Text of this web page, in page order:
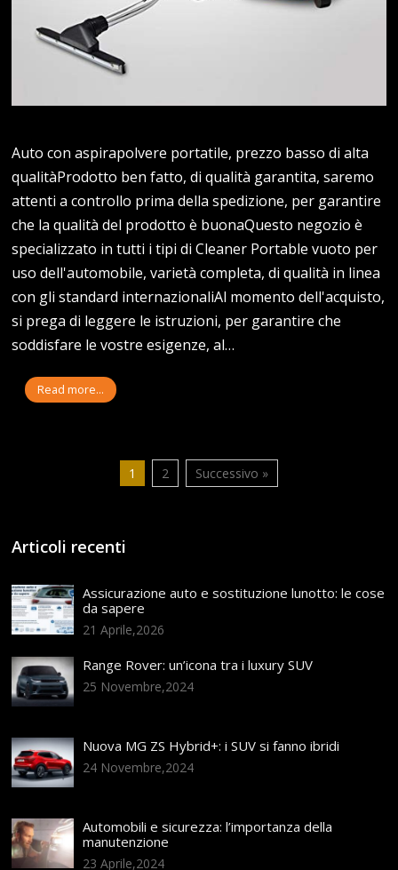
Auto con aspirapolvere portatile, prezzo basso di alta
qualitàProdotto ben fatto, di qualità garantita, saremo
attenti a controllo prima della spedizione, per garantire
che la qualità del prodotto è buonaQuesto negozio è
specializzato in tutti i tipi di Cleaner Portable vuoto per
uso dell'automobile, varietà completa, di qualità in linea
con gli standard internazionaliAl momento dell'acquisto,
si prega di leggere le istruzioni, per garantire che
soddisfare le vostre esigenze, al…
Read more...
1 2 Successivo »
Articoli recenti
Assicurazione auto e sostituzione lunotto: le cose
da sapere
21 Aprile,2026
Range Rover: un’icona tra i luxury SUV
25 Novembre,2024
Nuova MG ZS Hybrid+: i SUV si fanno ibridi
24 Novembre,2024
Automobili e sicurezza: l’importanza della
manutenzione
23 Aprile,2024